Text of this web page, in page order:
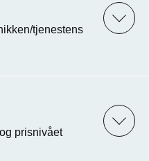
tjenestens
prisnivået